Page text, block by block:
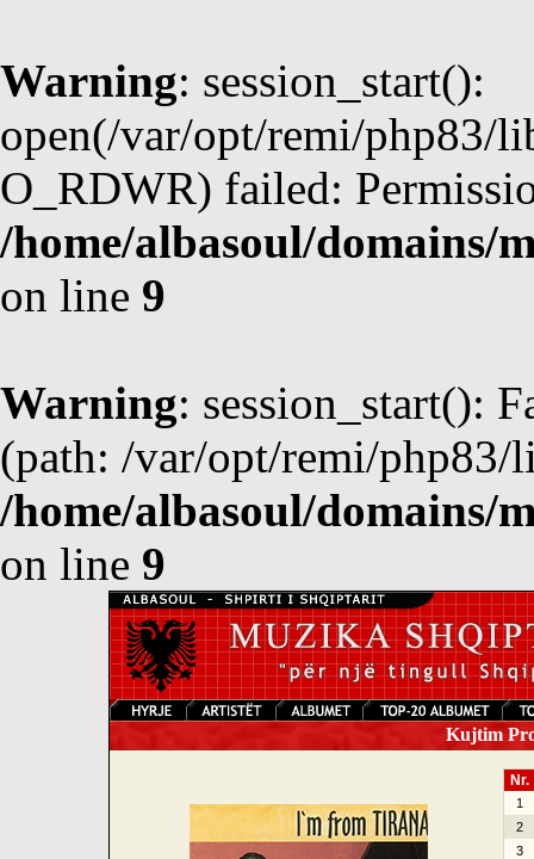
Warning: session_start():
open(/var/opt/remi/php83/
O_RDWR) failed:
/home/albasoul/domains/
on line 9
Warning: session_start():
(path: /var/opt/remi/php83/
/home/albasoul/domains/
on line 9
Kujtim
Nr.
1
2
3